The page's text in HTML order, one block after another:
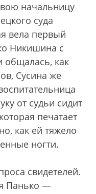
начальницу
суда
вела первый
Никишина с
общалась, как
Сусина же
от судьи сидит
печатает
как ей тяжело
ногти.
свидетелей.
Панько —